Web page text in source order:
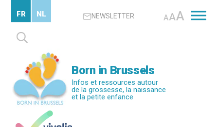
contenu
principal
NEWSLETTER AAA
Rechercher :
FR NL
Born in Brussels
Infos et ressources autour
de la grossesse, la naissance
et la petite enfance